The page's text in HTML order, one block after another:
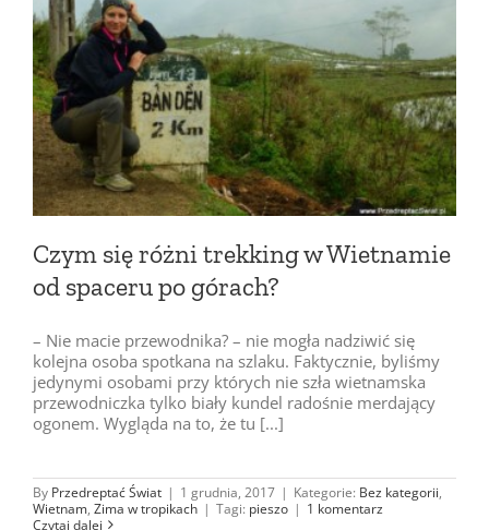
Czym się różni trekking w Wietnamie
od spaceru po górach?
– Nie macie przewodnika? – nie mogła nadziwić się
kolejna osoba spotkana na szlaku. Faktycznie, byliśmy
jedynymi osobami przy których nie szła wietnamska
przewodniczka tylko biały kundel radośnie merdający
ogonem. Wygląda na to, że tu [...]
By Przedreptać Świat | 1 grudnia, 2017 | Kategorie: Bez kategorii,
Wietnam, Zima w tropikach | Tagi: pieszo | 1 komentarz
Czytaj dalej